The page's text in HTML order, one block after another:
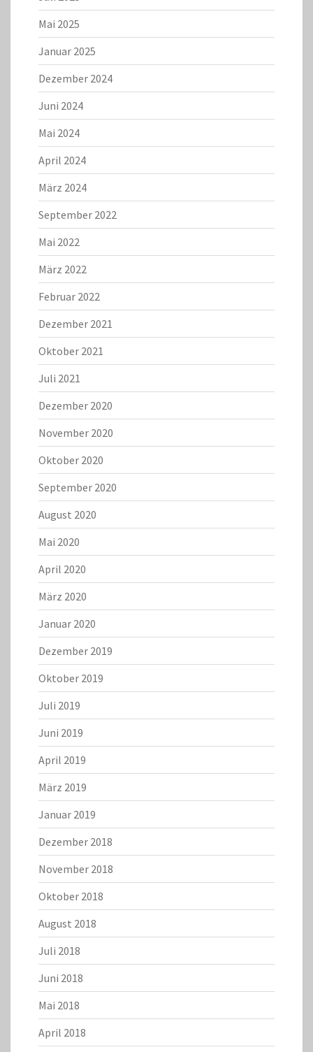
Mai 2025
Januar 2025
Dezember 2024
Juni 2024
Mai 2024
April 2024
März 2024
September 2022
Mai 2022
März 2022
Februar 2022
Dezember 2021
Oktober 2021
Juli 2021
Dezember 2020
November 2020
Oktober 2020
September 2020
August 2020
Mai 2020
April 2020
März 2020
Januar 2020
Dezember 2019
Oktober 2019
Juli 2019
Juni 2019
April 2019
März 2019
Januar 2019
Dezember 2018
November 2018
Oktober 2018
August 2018
Juli 2018
Juni 2018
Mai 2018
April 2018